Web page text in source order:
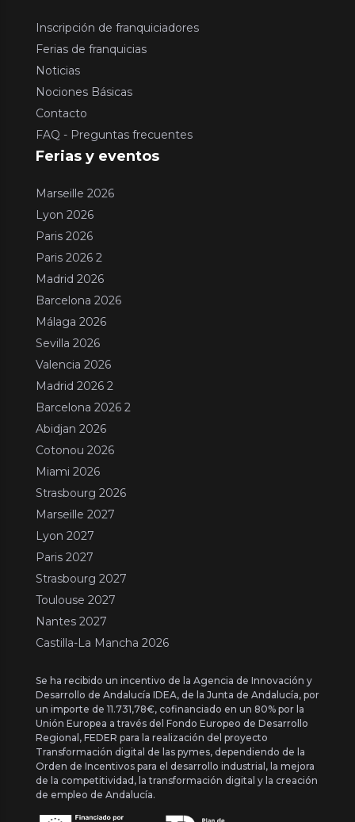
Inscripción de franquiciadores
Ferias de franquicias
Noticias
Nociones Básicas
Contacto
FAQ - Preguntas frecuentes
Ferias y eventos
Marseille 2026
Lyon 2026
Paris 2026
Paris 2026 2
Madrid 2026
Barcelona 2026
Málaga 2026
Sevilla 2026
Valencia 2026
Madrid 2026 2
Barcelona 2026 2
Abidjan 2026
Cotonou 2026
Miami 2026
Strasbourg 2026
Marseille 2027
Lyon 2027
Paris 2027
Strasbourg 2027
Toulouse 2027
Nantes 2027
Castilla-La Mancha 2026
Se ha recibido un incentivo de la Agencia de Innovación y
Desarrollo de Andalucía IDEA, de la Junta de Andalucía, por
un importe de 11.731,78€, cofinanciado en un 80% por la
Unión Europea a través del Fondo Europeo de Desarrollo
Regional, FEDER para la realización del proyecto
Transformación digital de las pymes, dependiendo de la
Orden de Incentivos para el desarrollo industrial, la mejora
de la competitividad, la transformación digital y la creación
de empleo de Andalucía.